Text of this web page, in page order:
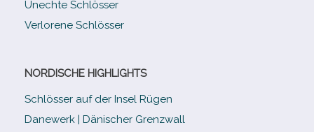
Unechte Schlösser
Verlorene Schlösser
NORDISCHE HIGHLIGHTS
Schlösser auf der Insel Rügen
Danewerk | Dänischer Grenzwall